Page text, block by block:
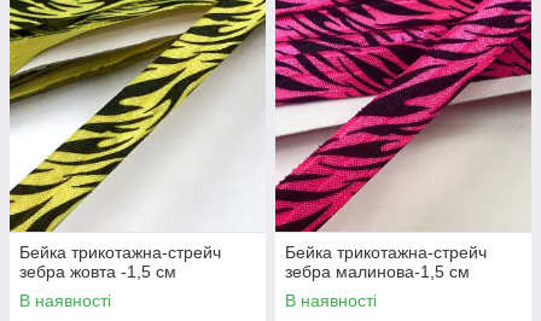
Бейка трикотажна-стрейч
зебра жовта -1,5 см
В наявності
Бейка трикотажна-стрейч
зебра малинова-1,5 см
В наявності